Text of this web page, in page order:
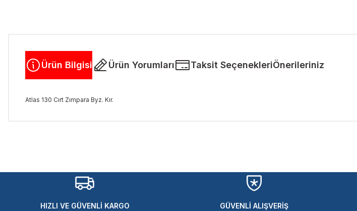
Ürün Bilgisi Ürün Yorumları Taksit SeçenekleriÖnerileriniz
Atlas 130 Cırt Zımpara Byz. Kır.
Yorum Yaz
Ürün açıklamasında eksik bilgiler bulunuyor.
Ürün bilgilerinde hatalar bulunuyor.
Ürün fiyatı diğer sitelerden daha pahalı.
HIZLI VE GÜVENLİ KARGO GÜVENLİ ALIŞVERİŞ